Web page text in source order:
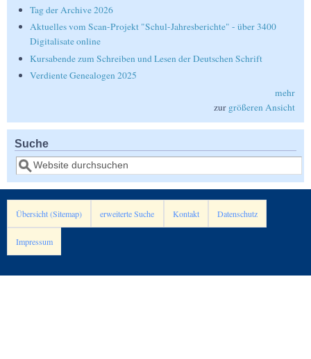
Tag der Archive 2026
Aktuelles vom Scan-Projekt "Schul-Jahresberichte" - über 3400
Digitalisate online
Kursabende zum Schreiben und Lesen der Deutschen Schrift
Verdiente Genealogen 2025
mehr
zur größeren Ansicht
Suche
Suche
Übersicht (Sitemap) erweiterte Suche Kontakt Datenschutz
Impressum